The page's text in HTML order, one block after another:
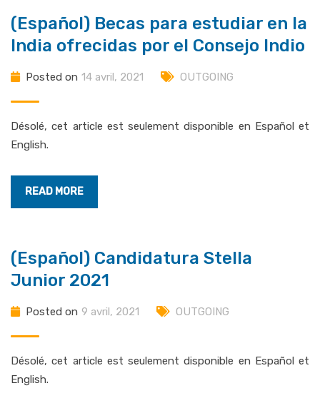
(Español) Becas para estudiar en la
India ofrecidas por el Consejo Indio
Posted on 14 avril, 2021 OUTGOING
Désolé, cet article est seulement disponible en Español et
English.
READ MORE
(Español) Candidatura Stella
Junior 2021
Posted on 9 avril, 2021 OUTGOING
Désolé, cet article est seulement disponible en Español et
English.